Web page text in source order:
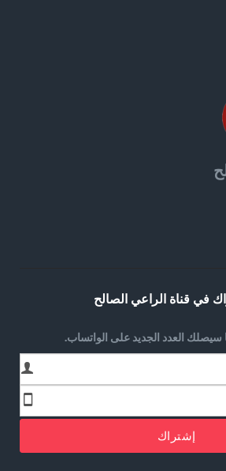
في قناة الراعي الصالح
العدد الجديد على الواتساب.
إشتراك